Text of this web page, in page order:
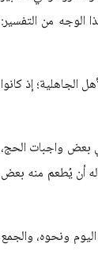
الوجه من التفسير:
الجاهلية؛ إذ كانوا
بعض واجبات الحج،
له أن يُطعم منه بعض
ونحوه، والجمع